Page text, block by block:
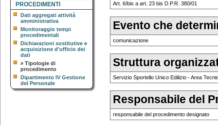
PROCEDIMENTI
Dati aggregati attività
amministrativa
Monitoraggio tempi
procedimentali
Dichiarazioni sostitutive e
acquisizione d'ufficio dei
dati
» Tipologie di
procedimento
Dipartimento IV Gestione
del Personale
Art. 6/bis a art. 23 bis D.P.R. 380/01
Evento che
comunicazione
Struttura
Servizio Sportello Unico Edilizio - Area
Responsabile del
responsabile del procedimento designato